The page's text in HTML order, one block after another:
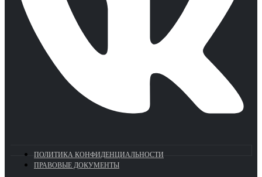
ПОЛИТИКА КОНФИДЕНЦИАЛЬНОСТИ
ПРАВОВЫЕ ДОКУМЕНТЫ